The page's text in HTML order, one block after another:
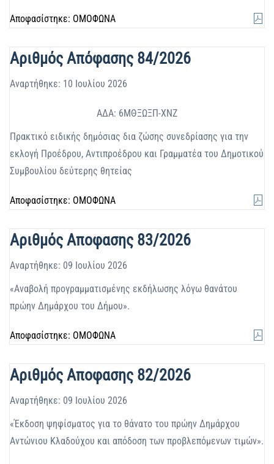
Αποφασίστηκε: ΟΜΟΦΩΝΑ
Αριθμός Απόφασης 84/2026
Αναρτήθηκε: 10 Ιουλίου 2026
ΑΔΑ: 6ΜΘΞΩΞΠ-ΧΝΖ
Πρακτικό ειδικής δημόσιας δια ζώσης συνεδρίασης για την
εκλογή Προέδρου, Αντιπροέδρου και Γραμματέα του Δημοτικού
Συμβουλίου δεύτερης θητείας
Αποφασίστηκε: ΟΜΟΦΩΝΑ
Αριθμός Αποφασης 83/2026
Αναρτήθηκε: 09 Ιουλίου 2026
«Αναβολή προγραμματισμένης εκδήλωσης λόγω θανάτου
πρώην Δημάρχου του Δήμου».
Αποφασίστηκε: ΟΜΟΦΩΝΑ
Αριθμός Αποφασης 82/2026
Αναρτήθηκε: 09 Ιουλίου 2026
«Έκδοση ψηφίσματος για το θάνατο του πρώην Δημάρχου
Αντώνιου Κλαδούχου και απόδοση των προβλεπόμενων τιμών».